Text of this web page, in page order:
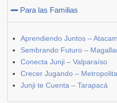
Para las Familias
Aprendiendo Juntos –
Sembrando Futuro –
Conecta Junji – Valparaíso
Crecer Jugando –
Junji te Cuenta – Tarapacá